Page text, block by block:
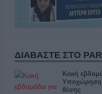
ΔΙΑΒΑΣΤΕ ΣΤΟ
Κακή
Υποχώρηση
θέσης